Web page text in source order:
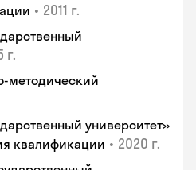
• 2011 г.
г.
методический
университет»
квалификации • 2020 г.